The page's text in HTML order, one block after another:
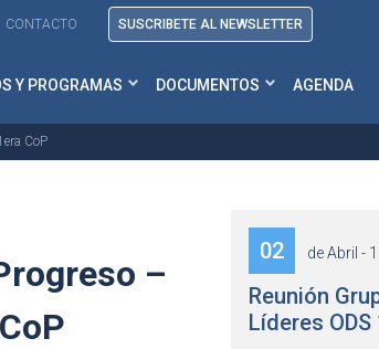
CONTACTO SUSCRIBETE AL NEWSLETTER
Y PROGRAMAS DOCUMENTOS AGENDA
CoP
–
02 de Abril -
Reunión
Líderes ODS